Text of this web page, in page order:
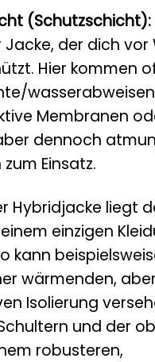
(Schutzschicht):
Jacke, der dich vor
Hier kommen
Membranen
dennoch
Einsatz.
Hybridjacke liegt
einzigen
kann
wärmenden, aber
Isolierung
und der
robusteren,